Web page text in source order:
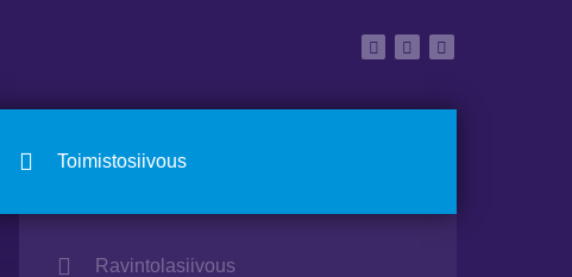
Toimistosiivous
Ravintolasiivous